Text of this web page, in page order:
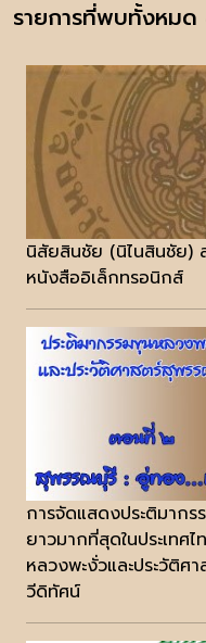
รายการที่พบทั้งหมด
นิสัยสินชัย (นิไนสินชัย)
หนังสืออิเล็กทรอนิกส์
การจัดแสดงประติมาก
ยาวมากที่สุดในประเทศ
หลวงพะงั่วและประวัติศ
วีดิทัศน์